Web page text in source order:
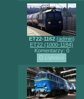
ET22-1162(admin)
ET22 (1000-1184)
Komentarzy: 0